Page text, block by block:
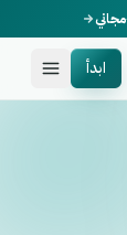
مجاني
ابدأ